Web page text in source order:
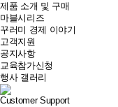
제품 소개 및 구매
마블시리즈
꾸러미 경제 이야기
고객지원
공지사항
교육참가신청
행사 갤러리
Customer Support